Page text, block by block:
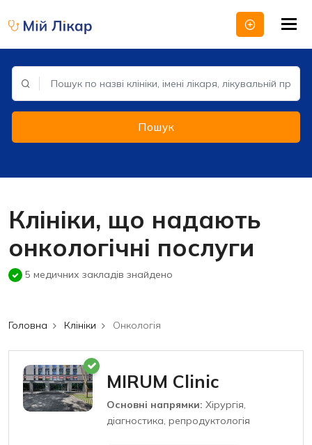
Пошук
Клініки, що надають
онкологічні послуги
5 медичних закладів знайдено
Головна Клініки Онкологія
MIRUM Clinic
Основні напрямки: Хірургія,
діагностика, репродуктологія